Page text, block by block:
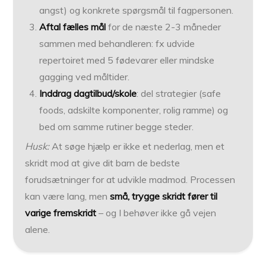
angst) og konkrete spørgsmål til fagpersonen.
Aftal fælles mål for de næste 2-3 måneder
sammen med behandleren: fx udvide
repertoiret med 5 fødevarer eller mindske
gagging ved måltider.
Inddrag dagtilbud/skole: del strategier (safe
foods, adskilte komponenter, rolig ramme) og
bed om samme rutiner begge steder.
Husk:At søge hjælp er ikke et nederlag, men et
skridt mod at give dit barn de bedste
forudsætninger for at udvikle madmod. Processen
kan være lang, mensmå, trygge skridt fører til
varige fremskridt – og I behøver ikke gå vejen
alene.